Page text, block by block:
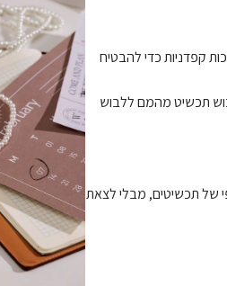
קפדניות כדי להבטיח
תכשיט מהמם ללבוש
של תכשיטים, מבלי לצאת